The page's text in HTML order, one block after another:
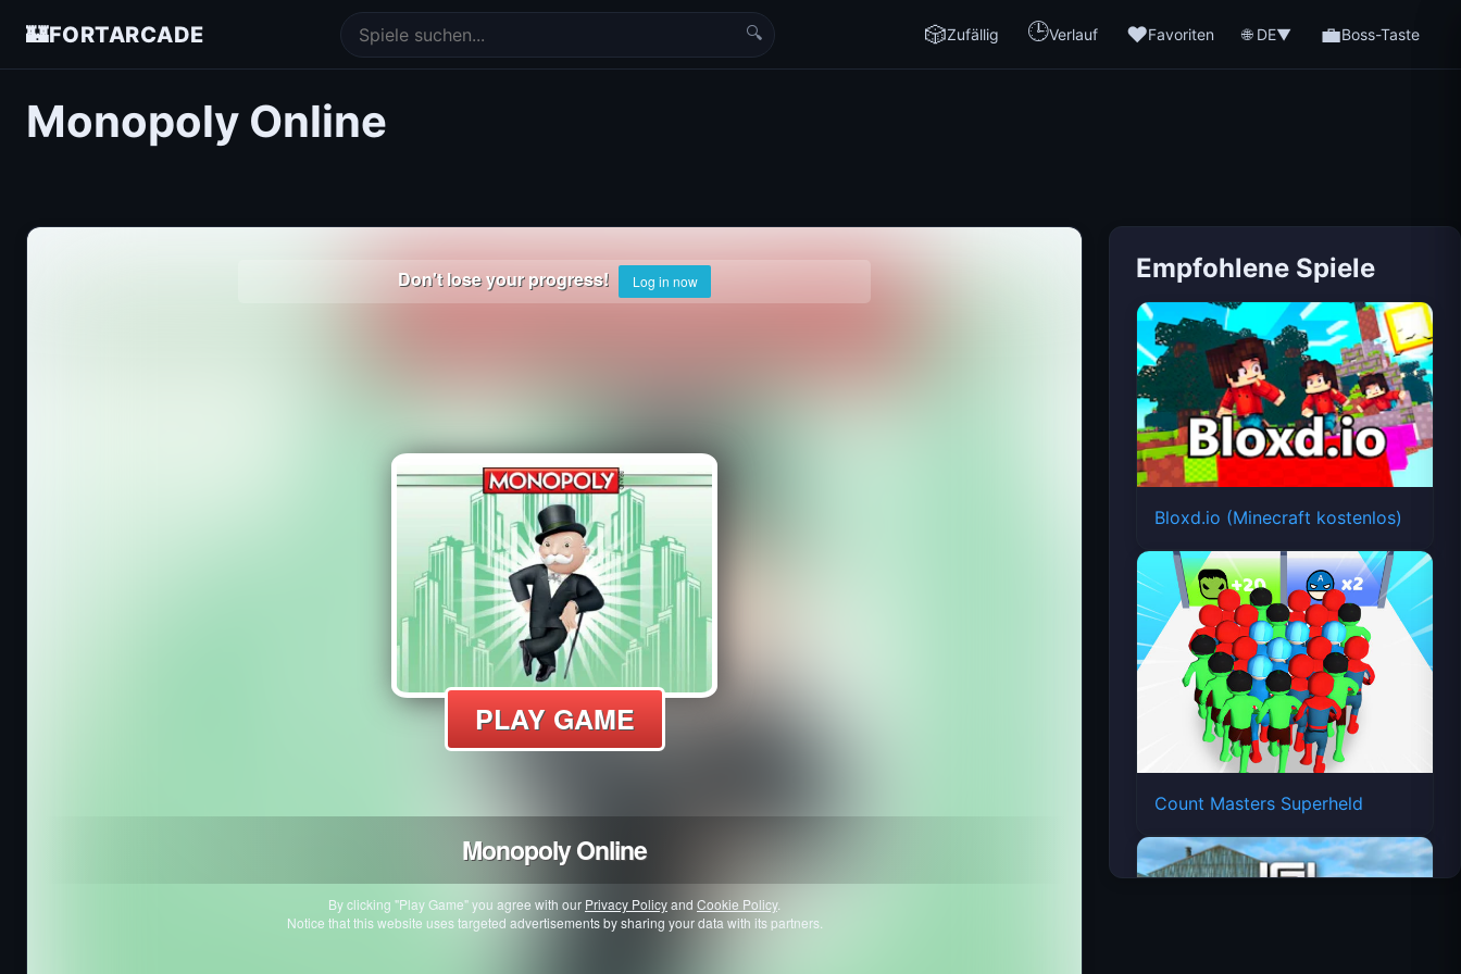
🏰FORTARCADE 🔍 🎲Zufällig 🕒Verlauf ❤️Favoriten 🌐 DE▼ 💼Boss-Taste
Monopoly Online
Empfohlene Spiele
Bloxd.io (Minecraft kostenlos)
Count Masters Superheld